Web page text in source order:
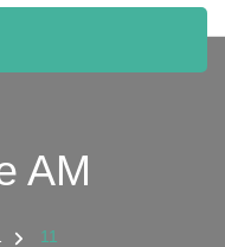
AM
11